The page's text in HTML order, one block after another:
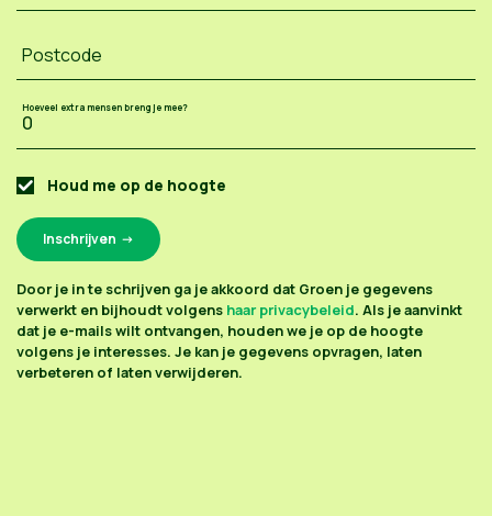
Postcode
Hoeveel extra mensen breng je mee?
Houd me op de hoogte
Door je in te schrijven ga je akkoord dat Groen je gegevens
verwerkt en bijhoudt volgens haar privacybeleid. Als je aanvinkt
dat je e-mails wilt ontvangen, houden we je op de hoogte
volgens je interesses. Je kan je gegevens opvragen, laten
verbeteren of laten verwijderen.